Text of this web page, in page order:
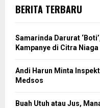
BERITA TERBARU
Samarinda Darurat
Kampanye di Citra Niaga
Andi Harun Minta
Medsos
Buah Utuh atau Jus,